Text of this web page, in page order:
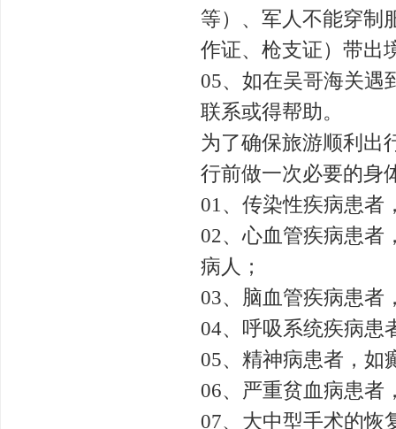
等）、军人不能穿制
作证、枪支证）带出
05、如在吴哥海关遇
联系或得帮助。
为了确保旅游顺利出
行前做一次必要的身
01、传染性疾病患者
02、心血管疾病患者
病人；
03、脑血管疾病患者
04、呼吸系统疾病患
05、精神病患者，如
06、严重贫血病患者
07、大中型手术的恢